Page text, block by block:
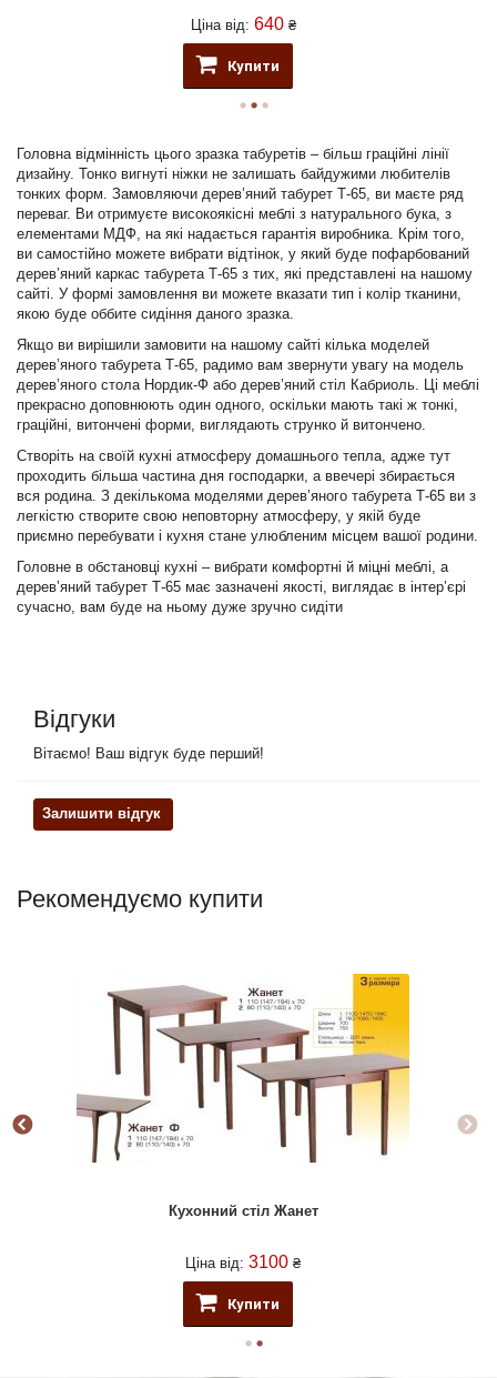
Ціна від: 640 ₴
Купити
Головна відмінність цього зразка табуретів – більш граційні лінії
дизайну. Тонко вигнуті ніжки не залишать байдужими любителів
тонких форм. Замовляючи дерев’яний табурет Т-65, ви маєте ряд
переваг. Ви отримуєте високоякісні меблі з натурального бука, з
елементами МДФ, на які надається гарантія виробника. Крім того,
ви самостійно можете вибрати відтінок, у який буде пофарбований
дерев’яний каркас табурета Т-65 з тих, які представлені на нашому
сайті. У формі замовлення ви можете вказати тип і колір тканини,
якою буде оббите сидіння даного зразка.
Якщо ви вирішили замовити на нашому сайті кілька моделей
дерев’яного табурета Т-65, радимо вам звернути увагу на модель
дерев’яного стола Нордик-Ф або дерев’яний стіл Кабриоль. Ці меблі
прекрасно доповнюють один одного, оскільки мають такі ж тонкі,
граційні, витончені форми, виглядають струнко й витончено.
Створіть на своїй кухні атмосферу домашнього тепла, адже тут
проходить більша частина дня господарки, а ввечері збирається
вся родина. З декількома моделями дерев’яного табурета Т-65 ви з
легкістю створите свою неповторну атмосферу, у якій буде
приємно перебувати і кухня стане улюбленим місцем вашої родини.
Головне в обстановці кухні – вибрати комфортні й міцні меблі, а
дерев’яний табурет Т-65 має зазначені якості, виглядає в інтер’єрі
сучасно, вам буде на ньому дуже зручно сидіти
Відгуки
Вітаємо! Ваш відгук буде перший!
Залишити відгук
Рекомендуємо купити
Кухонний стіл Жанет
Ціна від: 3100 ₴
Купити